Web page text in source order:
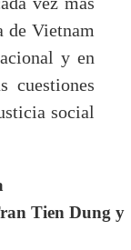
de Vietnam
y en
cuestiones
social
Tien Dung y